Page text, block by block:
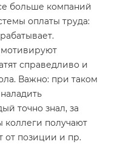
больше компаний
оплаты труда:
справедливо и
Важно: при таком
точно знал, за
коллеги получают
от позиции и пр.